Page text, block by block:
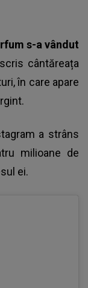
s-a vândut
cântăreața
în care apare
a strâns
milioane de
ei.